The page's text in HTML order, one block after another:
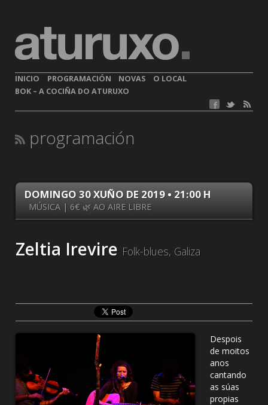
INICIO PROGRAMACIÓN NOVAS
O LOCAL
BOK – A COCIÑA DO ATURUXO
programación
DOMINGO 30 XUÑO DE 2019 • 21:00 H
MÚSICA | 6€ 🌿 AO AIRE LIBRE
Zeltia Irevire Folk-blues, Galiza
Despois
de moitos
anos
cantando
as súas
propias